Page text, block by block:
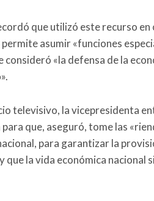
que utilizó este recurso
asumir «funciones
consideró «la defensa de la
televisivo, la vicepresidenta
que, aseguró, tome las
para garantizar la
que la vida económica nacional